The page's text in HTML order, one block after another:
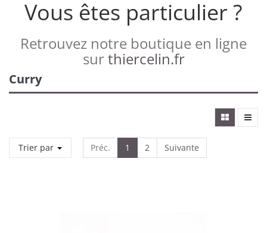
Vous êtes particulier ?
Retrouvez notre boutique en ligne
surthiercelin.fr
Curry
Trier par Préc. 1 2 Suivante